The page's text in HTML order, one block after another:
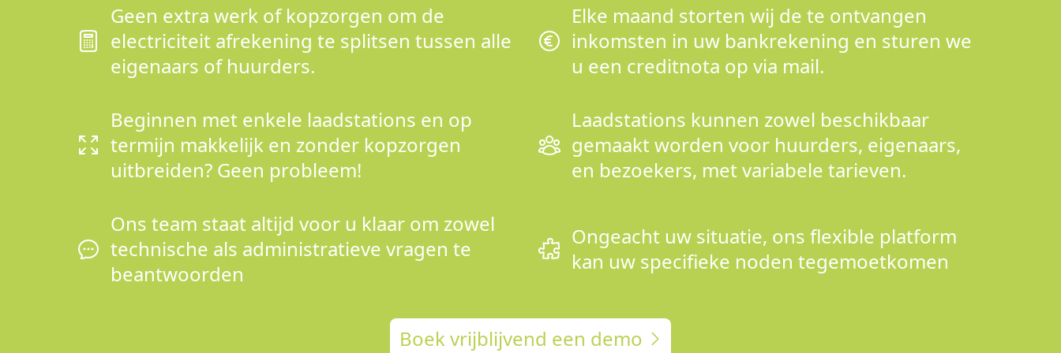
Geen extra werk of kopzorgen om de
electriciteit afrekening te splitsen tussen alle
eigenaars of huurders.
Elke maand storten wij de te ontvangen
inkomsten in uw bankrekening en sturen we
u een creditnota op via mail.
Beginnen met enkele laadstations en op
termijn makkelijk en zonder kopzorgen
uitbreiden? Geen probleem!
Laadstations kunnen zowel beschikbaar
gemaakt worden voor huurders, eigenaars,
en bezoekers, met variabele tarieven.
Ons team staat altijd voor u klaar om zowel
technische als administratieve vragen te
beantwoorden
Ongeacht uw situatie, ons flexible platform
kan uw specifieke noden tegemoetkomen
Boek vrijblijvend een demo